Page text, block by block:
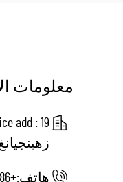
معلومات
هاتف:+86-139 52845139